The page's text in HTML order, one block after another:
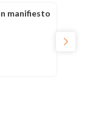
manifiesto